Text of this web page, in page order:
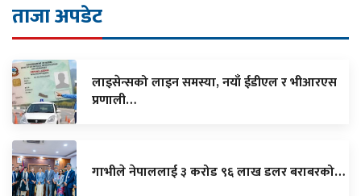
ताजा अपडेट
लाइसेन्सको लाइन समस्या, नयाँ ईडीएल र भीआरएस
प्रणाली…
गाभीले नेपाललाई ३ करोड ९६ लाख डलर बराबरको…